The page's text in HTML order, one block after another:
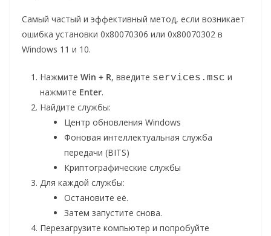
Самый частый и эффективный метод, если возникает
ошибка установки 0x80070306 или 0x80070302 в
Windows 11 и 10.
Нажмите Win + R, введите services.msc и
нажмите Enter.
Найдите службы:
Центр обновления Windows
Фоновая интеллектуальная служба
передачи (BITS)
Криптографические службы
Для каждой службы:
Остановите её.
Затем запустите снова.
Перезагрузите компьютер и попробуйте